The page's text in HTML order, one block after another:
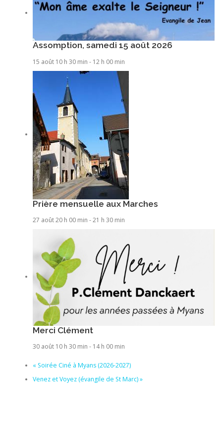
Assomption, samedi 15 août 2026
15 août 10 h 30 min - 12 h 00 min
Prière mensuelle aux Marches
27 août 20 h 00 min -21 h 30 min
Merci Clément
30 août 10 h 30 min - 14 h 00 min
« Soirée Ciné à Myans (2026-2027)
Venez et Voyez (évangile de St Marc)»